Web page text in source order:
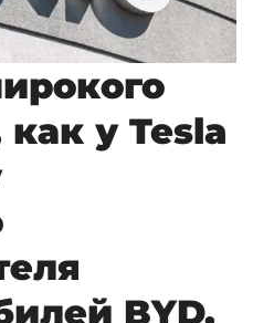
у Tesla
BYD,